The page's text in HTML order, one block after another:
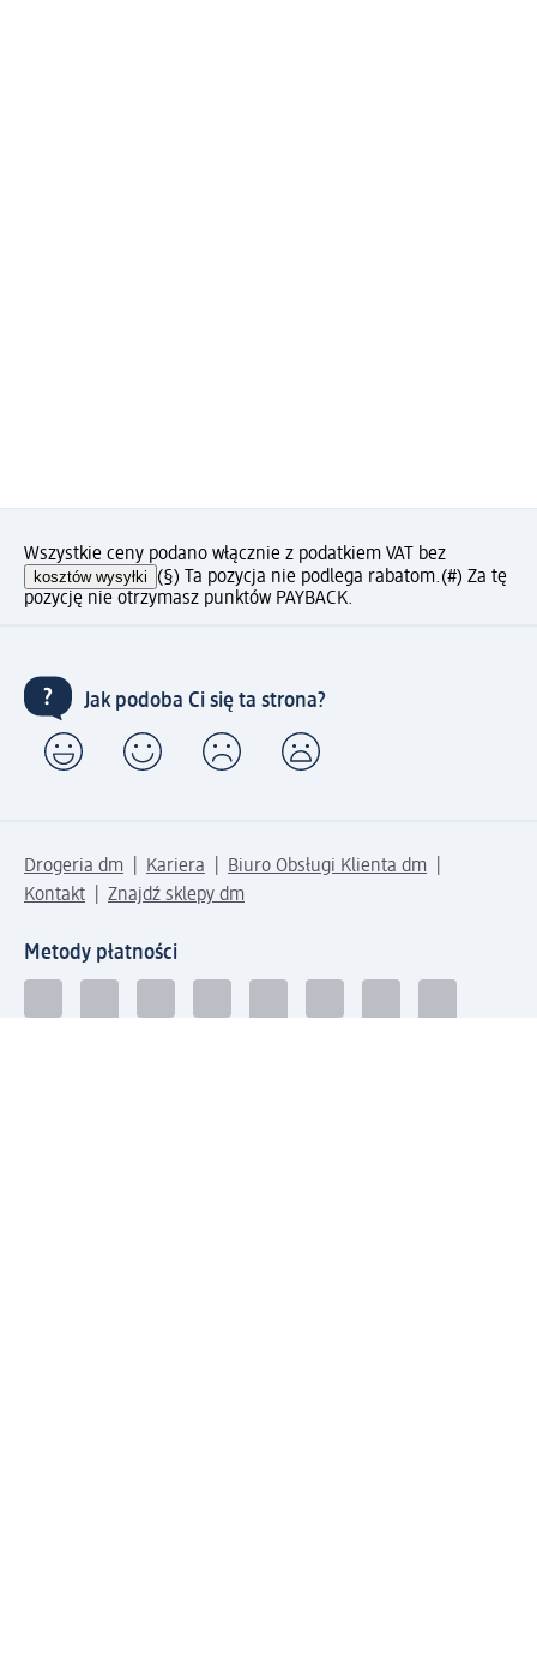
Wszystkie ceny podano włącznie z podatkiem VAT bez
kosztów wysyłki (§) Ta pozycja nie podlega rabatom.(#) Za tę
pozycję nie otrzymasz punktów PAYBACK.
Jak podoba Ci się ta strona?
Drogeria dm Kariera
Biuro Obsługi Klienta dm
Kontakt
Znajdź sklepy dm
Metody płatności